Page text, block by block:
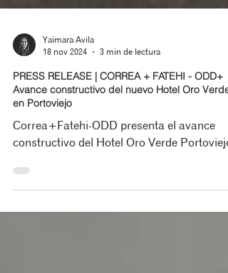
Yaimara Avila
18 nov 2024
PRESS RELEASE | CORREA + FATEHI - ODD+
Avance constructivo del nuevo Hotel Oro Verde
Correa+Fatehi-ODD presenta el avance
constructivo del Hotel Oro Verde Portoviejo